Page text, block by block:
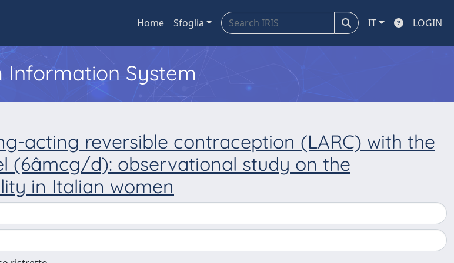
Home Sfoglia IT LOGIN
Information System
acting reversible contraception (LARC) with the
d): observational study on the
in Italian women